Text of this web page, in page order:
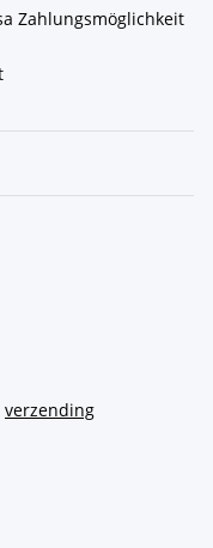
verzending